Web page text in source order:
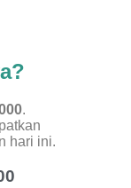
.
hari ini.